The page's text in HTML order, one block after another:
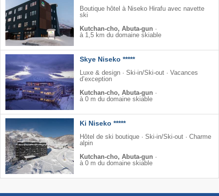
Boutique hôtel à Niseko Hirafu avec navette
ski
Kutchan-cho, Abuta-gun ·
à 1,5 km du domaine skiable
Skye Niseko *****
Luxe & design · Ski-in/Ski-out · Vacances
d’exception
Kutchan-cho, Abuta-gun ·
à 0 m du domaine skiable
Ki Niseko *****
Hôtel de ski boutique · Ski-in/Ski-out · Charme
alpin
Kutchan-cho, Abuta-gun ·
à 0 m du domaine skiable